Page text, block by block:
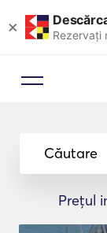
× Rezervați
Căutare
Prețul